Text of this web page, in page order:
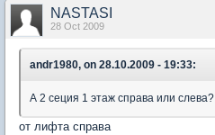
NASTASI
28 Oct 2009
andr1980, on 28.10.2009 - 19:33:
А 2 сеция 1 этаж справа или слева?
от лифта справа